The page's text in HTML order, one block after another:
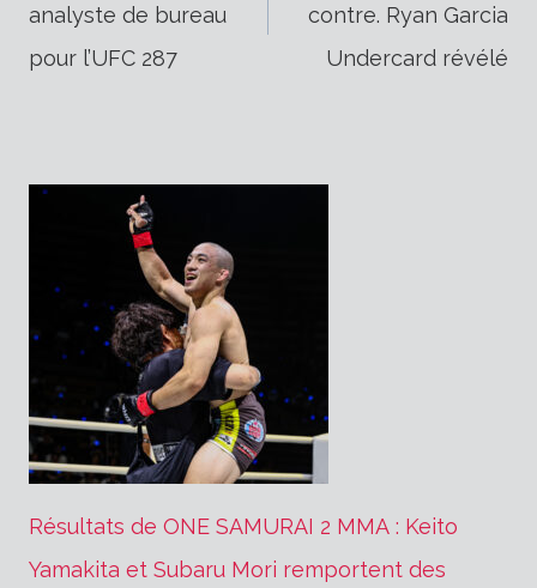
de
l’article
analyste de bureau
pour l’UFC 287
contre. Ryan Garcia
Undercard révélé
Résultats de ONE SAMURAI 2 MMA : Keito
Yamakita et Subaru Mori remportent des